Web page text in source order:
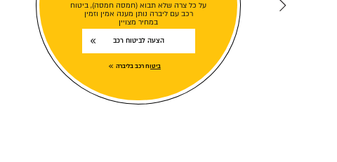
על כל צרה שלא תבוא (חמסה חמסה), ביטוח
רכב עם ליברה נותן מענה אמין וזמין
במחיר מצויין
הצעה לביטוח רכב
ביטוח רכב בליברה